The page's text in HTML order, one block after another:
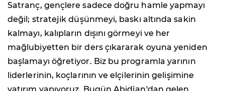
Satranç, gençlere sadece doğru hamle yapmayı
değil; stratejik düşünmeyi, baskı altında sakin
kalmayı, kalıpların dışını görmeyi ve her
mağlubiyetten bir ders çıkararak oyuna yeniden
başlamayı öğretiyor. Biz bu programla yarının
liderlerinin, koçlarının ve elçilerinin gelişimine